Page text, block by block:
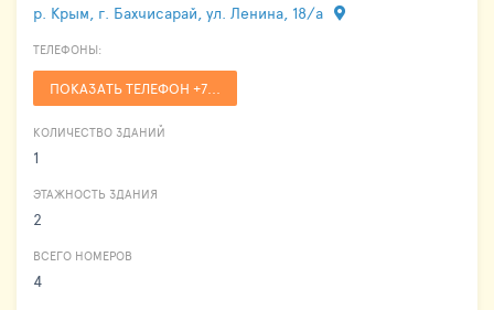
р. Крым, г. Бахчисарай, ул. Ленина, 18/а
ТЕЛЕФОНЫ:
ПОКАЗАТЬ ТЕЛЕФОН +7...
КОЛИЧЕСТВО ЗДАНИЙ
1
ЭТАЖНОСТЬ ЗДАНИЯ
2
ВСЕГО НОМЕРОВ
4